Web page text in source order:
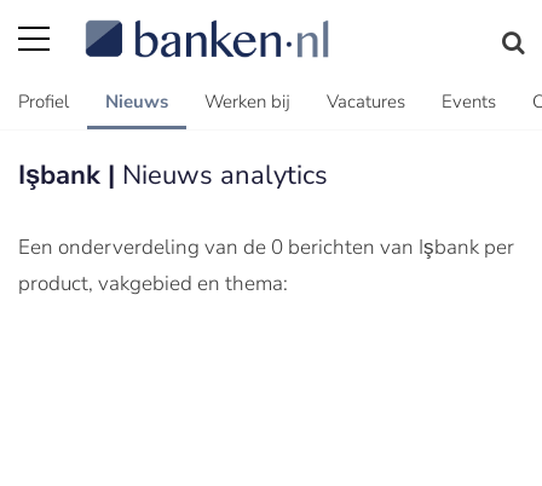
Profiel Nieuws Werken bij Vacatures Events
Işbank | Nieuws analytics
Een onderverdeling van de 0 berichten van Işbank per
product, vakgebied en thema: